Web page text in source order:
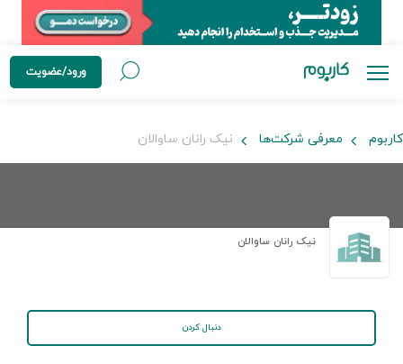
ورود/عضویت
کاربوم معرفی شرکت‌ها نیک رانان ساوالان
نیک رانان ساوالان
دنبال کردن